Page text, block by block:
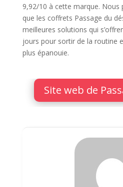
9,92/10 à cette marque. Nous
que les coffrets Passage du
meilleures solutions qui
jours pour sortir de la routine
plus épanouie.
Site web de